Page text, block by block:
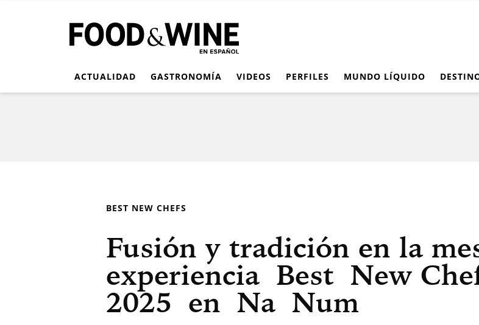
ACTUALIDAD GASTRONOMÍA VIDEOS PERFILES MUNDO LÍQUIDO
BEST NEW CHEFS
Fusión y tradición en la
experiencia Best New
2025 en Na Num